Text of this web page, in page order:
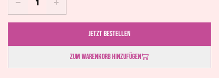
Jetzt bestellen
Zum Warenkorb hinzufügen